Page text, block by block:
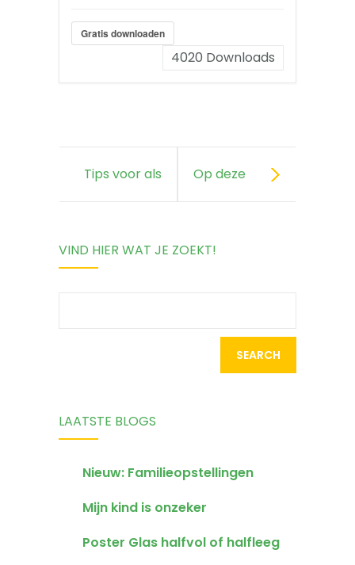
Gratis downloaden
4020 Downloads
Tips voor als
moeilijk tegen
Op deze
je kind om
VIND HIER WAT JE ZOEKT!
LAATSTE BLOGS
Nieuw: Familieopstellingen
Mijn kind is onzeker
Poster Glas halfvol of halfleeg